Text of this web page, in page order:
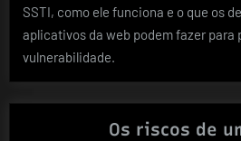
SSTI, como ele funciona e o que os
aplicativos da web podem fazer para
vulnerabilidade.
Os riscos de